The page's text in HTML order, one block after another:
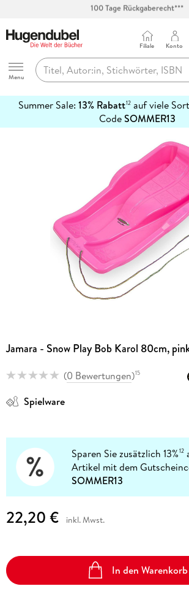
Abholung in über 100 Filialen
Hugendubel
Menu
Filiale Konto
Summer Sale: 13% Rabatt12auf viele
CodeSOMMER13
erfahren
Jamara - Snow Play Bob Karol 80cm,
(0 Bewertungen)15
Spielware
Sparen Sie zusätzlich 13%12
Artikel mit dem
SOMMER13
22,20 € inkl. Mwst.
In den Warenkorb